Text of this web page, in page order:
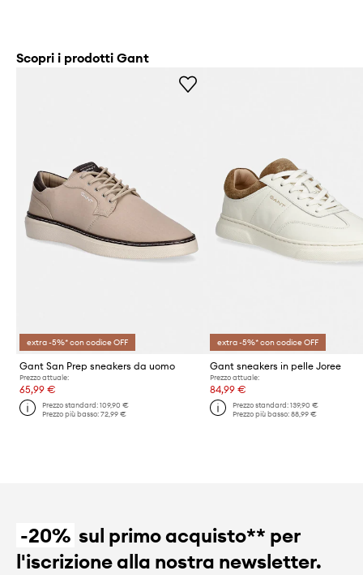
Scopri i prodotti Gant
extra -5%* con codice OFF
Gant San Prep sneakers da uomo
Prezzo attuale:
65,99 €
Prezzo standard:109,90 €
Prezzo più basso:72,99 €
extra -5%* con codice OFF
Gant sneakers in pelle Joree
Prezzo attuale:
84,99 €
Prezzo standard: 139,90 €
Prezzo più basso: 88,99 €
-20% sul primo acquisto** per
l'iscrizione alla nostra newsletter.